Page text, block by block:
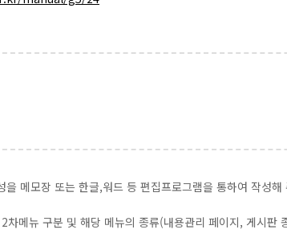
을 메모장 또는 한글,워드 등 편집프로그램을 통하여 작성해
차메뉴 구분 및 해당 메뉴의 종류(내용관리 페이지, 게시판